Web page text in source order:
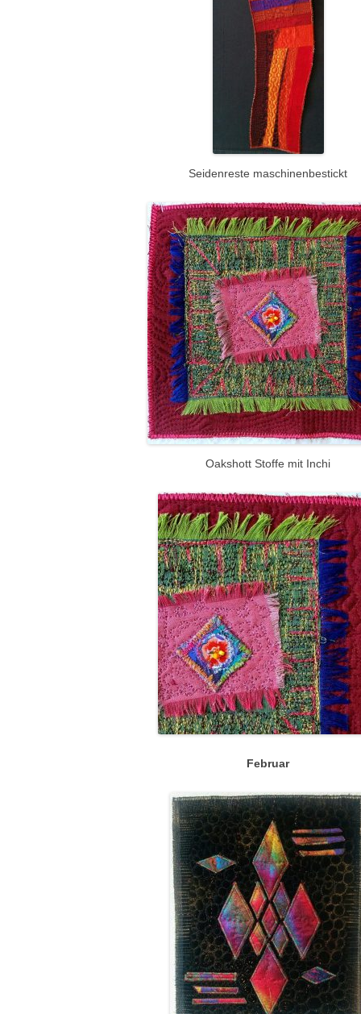
Seidenreste maschinenbestickt
Oakshott Stoffe mit Inchi
Februar